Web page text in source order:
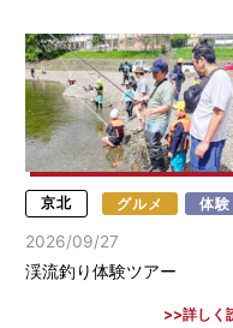
京北 グルメ 体験
2026/09/27
渓流釣り体験ツアー
詳しく